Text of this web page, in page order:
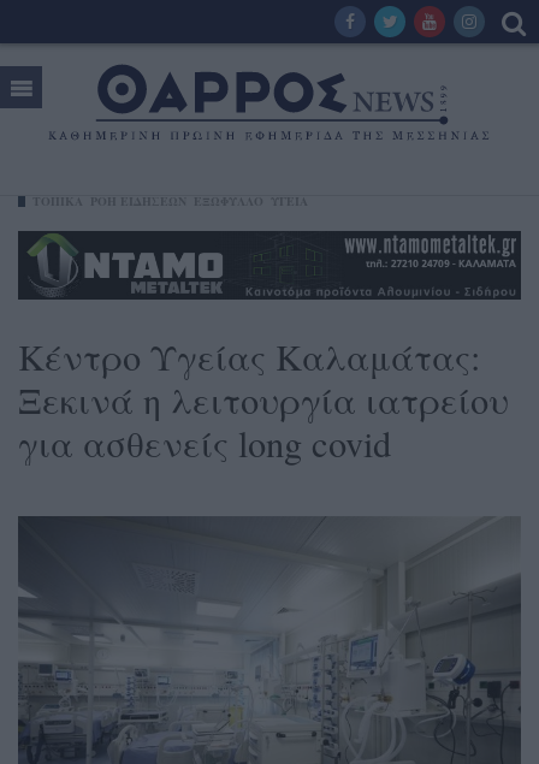
Κέντρο Υγείας Καλαμάτας:
Ξεκινά η λειτουργία ιατρείου
για ασθενείς long covid